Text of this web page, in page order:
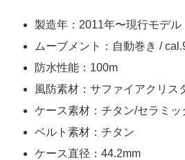
製造年：2011年〜現行モデル
ムーブメント：自動巻き /
防水性能：100m
風防素材：サファイアクリス
ケース素材：チタン/セラミッ
ベルト素材：チタン
ケース直径：44.2mm